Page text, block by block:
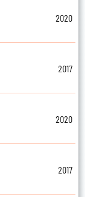
2020
2017
2020
2017